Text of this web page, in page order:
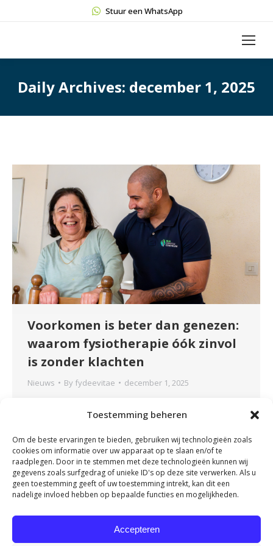
Toestemming beheren
Om de beste ervaringen te bieden, gebruiken wij technologieën zoals
cookies om informatie over uw apparaat op te slaan en/of te
raadplegen. Door in te stemmen met deze technologieën kunnen wij
gegevens zoals surfgedrag of unieke ID's op deze site verwerken. Als u
geen toestemming geeft of uw toestemming intrekt, kan dit een
nadelige invloed hebben op bepaalde functies en mogelijkheden.
Accepteren
Stuur een WhatsApp
Daily Archives: december 1, 2025
Voorkomen is beter dan genezen:
waarom fysiotherapie óók zinvol
is zonder klachten
Nieuws By fydeevitae december 1, 2025
zodra er klachten ontstaan: pijn, stijfheid of
juist ook waardevol is voordat er klachten
optreden? Preventieve fysiotherapie richt zich
op het voorkomen van overbelasting,
blessures en langdurige pijn. Door het lichaam